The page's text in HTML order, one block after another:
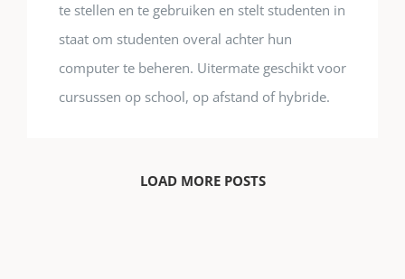
te stellen en te gebruiken en stelt studenten in
staat om studenten overal achter hun
computer te beheren. Uitermate geschikt voor
cursussen op school, op afstand of hybride.
LOAD MORE POSTS